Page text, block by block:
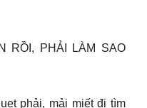
RỒI, PHẢI LÀM SAO
phải, mải miết đi tìm